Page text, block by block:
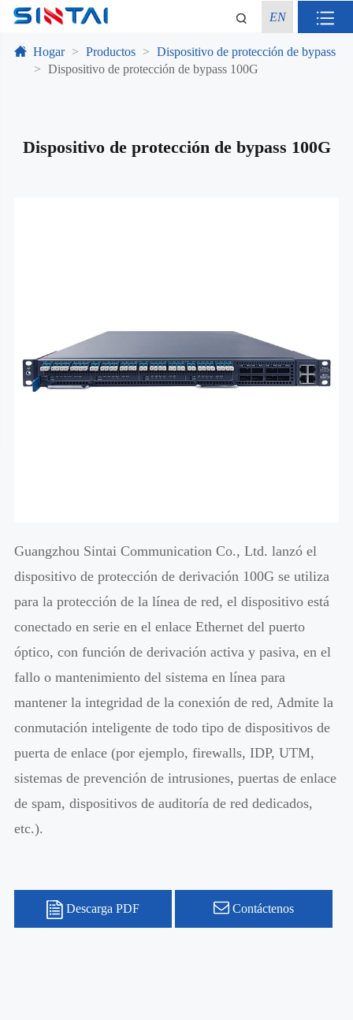
EN
Hogar Productos
Dispositivo de protección de bypass
Dispositivo de protección de bypass 100G
Dispositivo de protección de bypass 100G
Guangzhou Sintai Communication Co., Ltd. lanzó el
dispositivo de protección de derivación 100G se utiliza
para la protección de la línea de red, el dispositivo está
conectado en serie en el enlace Ethernet del puerto
óptico, con función de derivación activa y pasiva, en el
fallo o mantenimiento del sistema en línea para
mantener la integridad de la conexión de red, Admite la
conmutación inteligente de todo tipo de dispositivos de
puerta de enlace (por ejemplo, firewalls, IDP, UTM,
sistemas de prevención de intrusiones, puertas de enlace
de spam, dispositivos de auditoría de red dedicados,
etc.).
Descarga PDF Contáctenos